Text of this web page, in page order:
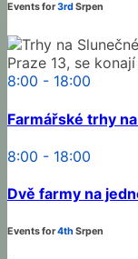
Events for3rd Srpen
8:00 - 18:00
Farmářské trhy
8:00 - 18:00
Dvě farmy na
Events for4th Srpen